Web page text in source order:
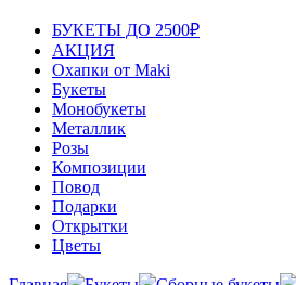
БУКЕТЫ ДО 2500₽
АКЦИЯ
Охапки от Maki
Букеты
Монобукеты
Металлик
Розы
Композиции
Повод
Подарки
Открытки
Цветы